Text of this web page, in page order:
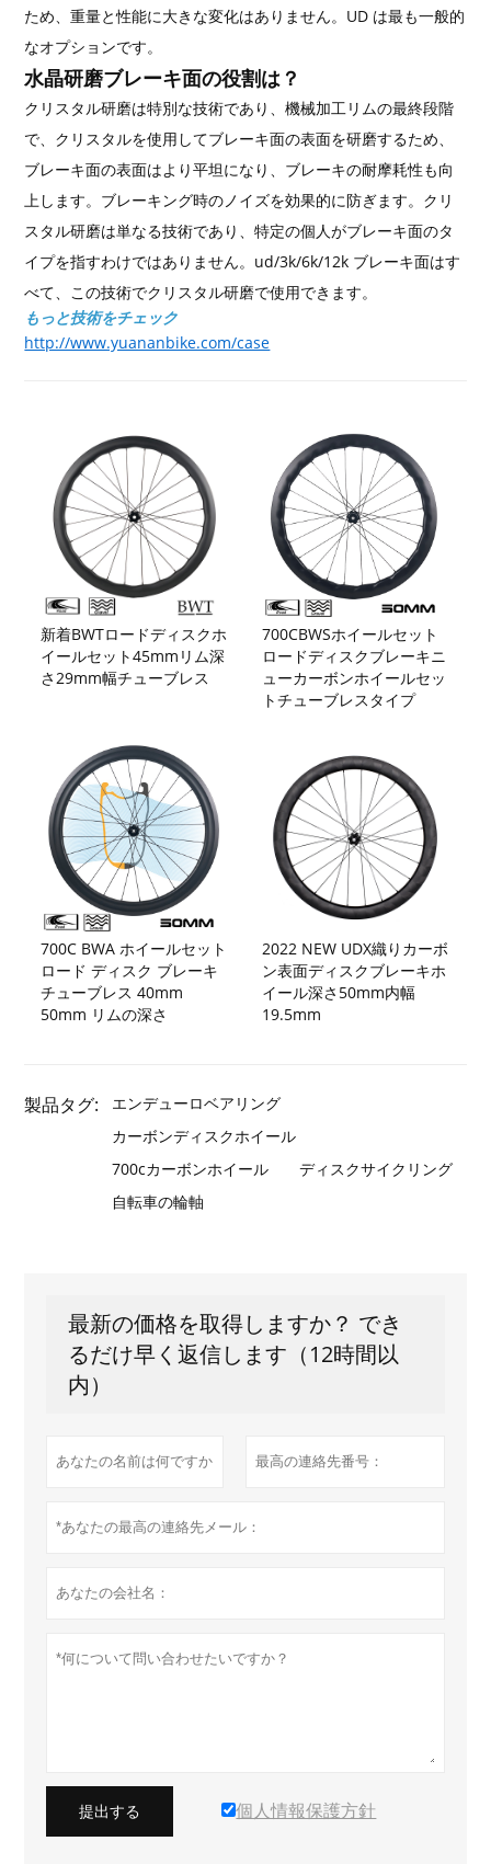
ため、重量と性能に大きな変化はありません。UD は最も一般的
なオプションです。
水晶研磨ブレーキ面の役割は？
クリスタル研磨は特別な技術であり、機械加工リムの最終段階
で、クリスタルを使用してブレーキ面の表面を研磨するため、
ブレーキ面の表面はより平坦になり、ブレーキの耐摩耗性も向
上します。ブレーキング時のノイズを効果的に防ぎます。クリ
スタル研磨は単なる技術であり、特定の個人がブレーキ面のタ
イプを指すわけではありません。ud/3k/6k/12k ブレーキ面はす
べて、この技術でクリスタル研磨で使用できます。
もっと技術をチェック
http://www.yuananbike.com/case
新着BWTロードディスクホ
イールセット45mmリム深
さ29mm幅チューブレス
700CBWSホイールセット
ロードディスクブレーキニ
ューカーボンホイールセッ
トチューブレスタイプ
700C BWA ホイールセット
ロード ディスク ブレーキ
チューブレス 40mm
50mm リムの深さ
2022 NEW UDX織りカーボ
ン表面ディスクブレーキホ
イール深さ50mm内幅
19.5mm
製品タグ:
エンデューロベアリング
カーボンディスクホイール
700cカーボンホイール
ディスクサイクリング
自転車の輪軸
最新の価格を取得しますか？ でき
るだけ早く返信します（12時間以
内）
提出する 個人情報保護方針